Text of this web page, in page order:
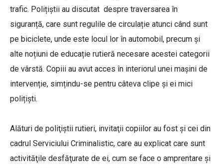
trafic. Polițiștii au discutat despre traversarea în
siguranță, care sunt regulile de circulație atunci când sunt
pe biciclete, unde este locul lor în automobil, precum și
alte noțiuni de educație rutieră necesare acestei categorii
de vârstă. Copiii au avut acces în interiorul unei mașini de
intervenție, simțindu-se pentru câteva clipe și ei mici
polițiști.
Alături de poliţiştii rutieri, invitaţii copiilor au fost şi cei din
cadrul Serviciului Criminalistic, care au explicat care sunt
activităţile desfăţurate de ei, cum se face o amprentare şi